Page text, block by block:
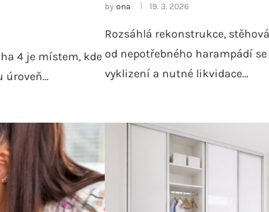
4 je místem, kde
úroveň…
by ona 19. 3. 2026
Rozsáhlá rekonstrukce,
od nepotřebného harampádí
vyklizení a nutné likvidace…